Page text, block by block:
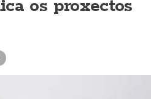
os proxectos